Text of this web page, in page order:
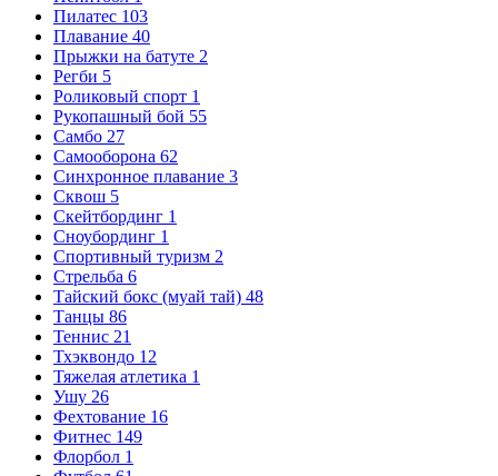
Пилатес 103
Плавание 40
Прыжки на батуте 2
Регби 5
Роликовый спорт 1
Рукопашный бой 55
Самбо 27
Самооборона 62
Синхронное плавание 3
Сквош 5
Скейтбординг 1
Сноубординг 1
Спортивный туризм 2
Стрельба 6
Тайский бокс (муай тай) 48
Танцы 86
Теннис 21
Тхэквондо 12
Тяжелая атлетика 1
Ушу 26
Фехтование 16
Фитнес 149
Флорбол 1